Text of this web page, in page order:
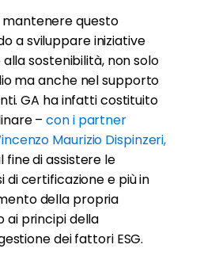
questo
a sviluppare iniziative
sostenibilità, non solo
ma anche nel supporto
GA ha infatti costituito
–con i partner
Maurizio Dispinzeri,
fine di assistere le
di certificazione e più in
della propria
ai principi della
dei fattori ESG.